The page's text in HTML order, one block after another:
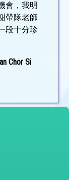
會，我明
帶隊老師
段十分珍
Chor Si